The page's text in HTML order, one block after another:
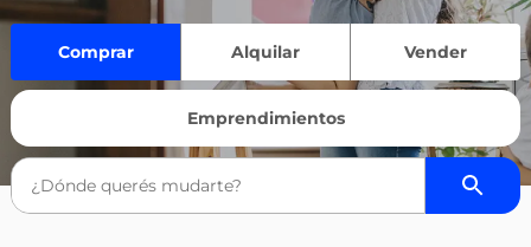
Comprar Alquilar Vender
Emprendimientos